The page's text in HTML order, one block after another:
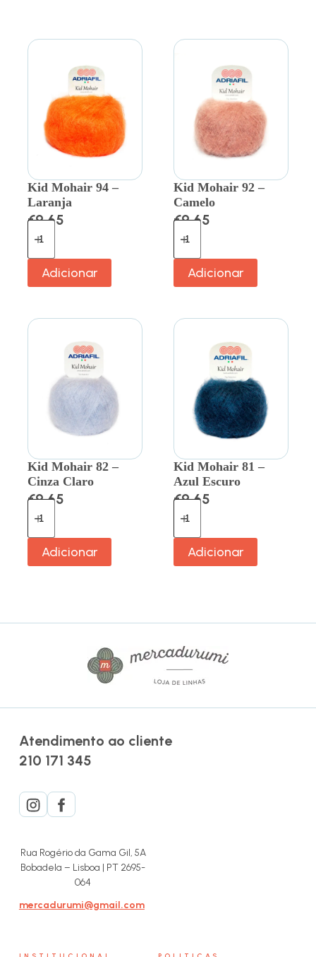
Kid Mohair 94 –
Laranja
€9.65
Adicionar
Kid Mohair 92 –
Camelo
€9.65
Adicionar
Kid Mohair 82 –
Cinza Claro
€9.65
Adicionar
Kid Mohair 81 –
Azul Escuro
€9.65
Adicionar
Atendimento ao cliente
210 171 345
Rua Rogério da Gama Gil, 5A
Bobadela – Lisboa | PT 2695-
064
mercadurumi@gmail.com